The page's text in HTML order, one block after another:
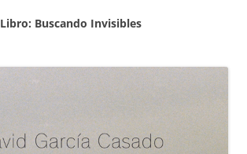
Libro: Buscando Invisibles